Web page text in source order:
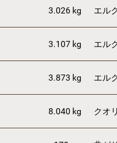
3.026 kg エル
3.107 kg エル
3.873 kg エル
8.040 kg クオ